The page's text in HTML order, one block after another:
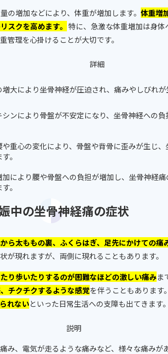
の増加などにより、体重が増加します。 体重増
スクを高めます。 特に、急激な体重増加は身体
管理を心掛けることが大切です。
詳細
大により坐骨神経が圧迫され、痛みやしびれが
シンにより骨盤が不安定になり、坐骨神経への
や重心の変化により、骨盤や背骨に歪みが生じ
。
加により腰や骨盤への負担が増加し、坐骨神経
。
中の坐骨神経痛の症状
ら太ももの裏、ふくらはぎ、足先にかけての痛
が現れますが、両側に現れることもあります。
り歩いたりするのが困難なほどの激しい痛みま
チクチクするような感覚を伴うこともあります
れないといった日常生活への支障も出てきます。
説明
み、電気が走るような痛みなど、様々な痛みが